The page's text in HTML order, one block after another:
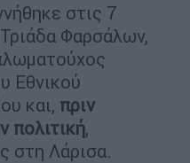
στις 7
Φαρσάλων,
Εθνικού
και, πριν
πολιτική,
στη Λάρισα.